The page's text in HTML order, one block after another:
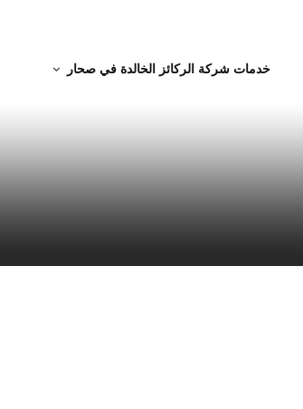
خدمات شركة الركائز الخالدة في صحار